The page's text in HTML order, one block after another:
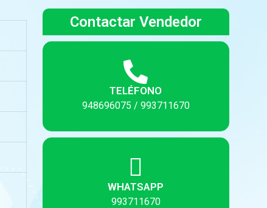
Contactar Vendedor
TELÉFONO
948696075 / 993711670
WHATSAPP
993711670